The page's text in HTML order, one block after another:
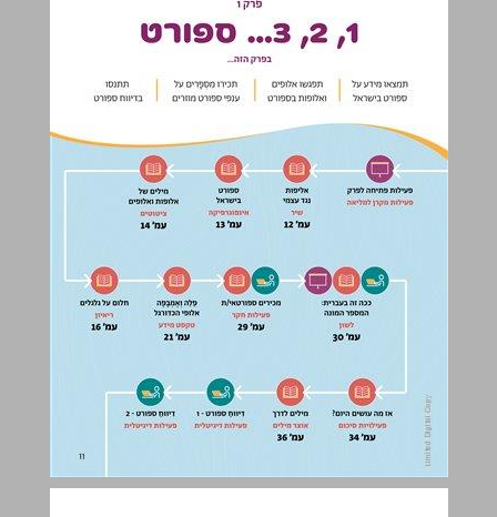
אַלִּיפוּת נֶגֶד עַצְמִי | שיר ... 12